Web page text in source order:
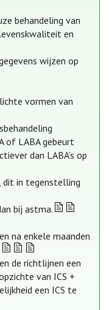
behandeling van
en
wijzen op
vormen van
of LABA gebeurt
dan LABA’s op
dit in tegenstelling
bij astma.
na enkele maanden
de richtlijnen een
van ICS +
een ICS te